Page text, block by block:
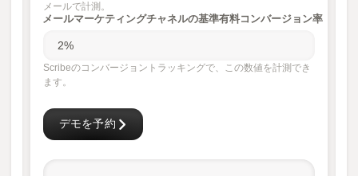
メールで計測。
メールマーケティングチャネルの基準有料コンバージョン率
Scribeのコンバージョントラッキングで、この数値を計測でき
ます。
デモを予約